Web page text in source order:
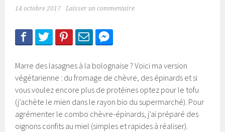
14 octobre 2017 Laisser un commentaire
Marre des lasagnes à la bolognaise ? Voici ma version
végétarienne : du fromage de chèvre, des épinards et si
vous voulez encore plus de protéines optez pour le tofu
(j’achète le mien dans le rayon bio du supermarché). Pour
agrémenter le combo chèvre-épinards, j’ai préparé des
oignons confits au miel (simples et rapides à réaliser).